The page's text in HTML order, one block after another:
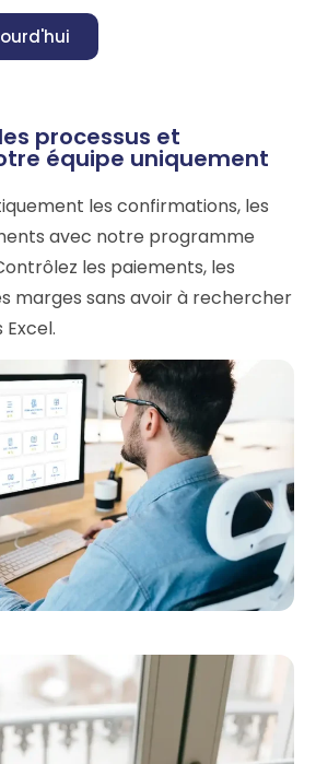
processus et
équipe uniquement
les confirmations, les
avec notre programme
les paiements, les
marges sans avoir à rechercher